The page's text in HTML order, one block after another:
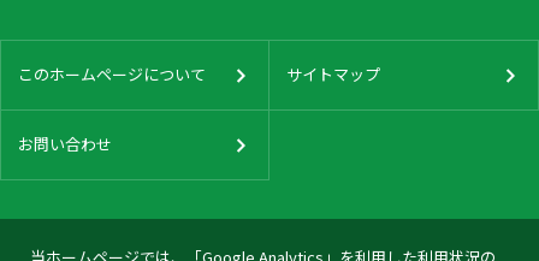
このホームページについて サイトマップ
お問い合わせ